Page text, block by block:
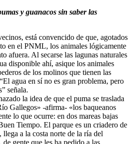
y guanacos sin saber las
está convencido de que, agotados
en el PNML, los animales lógicamente
afuera. Al secarse las lagunas naturales
disponible ahí, asique los animales
de los molinos que tienen las
agua en sí no es gran problema, pero
señala.
la idea de que el puma se traslada
Gallegos» -afirma- «los baqueanos
lo que ocurre: en dos mareas bajas
Tiempo. El parque es un criadero de
llega a la costa norte de la ría del
gente que les ha pedido a las